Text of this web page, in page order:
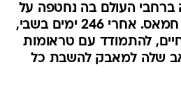
העולם בה נחטפה על
אופנוע על ידי מחבלי חמאס. אחרי 246 ימים בשבי,
להתמודד עם טראומות
שלה למאבק להשבת כל